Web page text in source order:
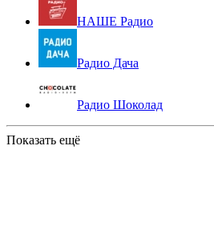
НАШЕ Радио
Радио Дача
Радио Шоколад
Показать ещё